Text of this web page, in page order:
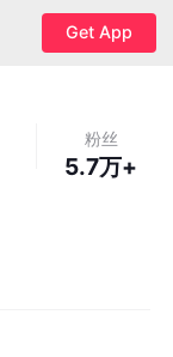
Get App
粉丝
5.7万+